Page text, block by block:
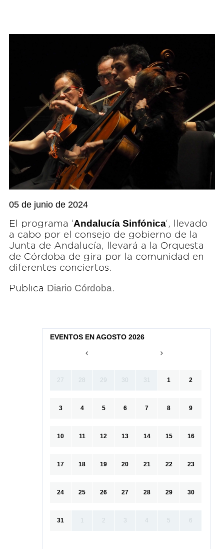
05 de junio de 2024
El programa ‘Andalucía Sinfónica‘, llevado
a cabo por el consejo de gobierno de la
Junta de Andalucía, llevará a la Orquesta
de Córdoba de gira por la comunidad en
diferentes conciertos.
Publica Diario Córdoba.
EVENTOS EN AGOSTO 2026
27 28 29 30 31 1 2
3 4 5 6 7 8 9
10 11 12 13 14 15 16
17 18 19 20 21 22 23
24 25 26 27 28 29 30
31 1 2 3 4 5 6